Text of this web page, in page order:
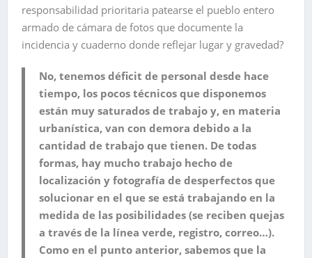
responsabilidad prioritaria patearse el pueblo entero
armado de cámara de fotos que documente la
incidencia y cuaderno donde reflejar lugar y gravedad?
No, tenemos déficit de personal desde hace
tiempo, los pocos técnicos que disponemos
están muy saturados de trabajo y, en materia
urbanística, van con demora debido a la
cantidad de trabajo que tienen. De todas
formas, hay mucho trabajo hecho de
localización y fotografía de desperfectos que
solucionar en el que se está trabajando en la
medida de las posibilidades (se reciben quejas
a través de la línea verde, registro, correo…).
Como en el punto anterior, sabemos que la